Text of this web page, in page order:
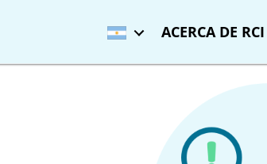
ACERCA DE RCI